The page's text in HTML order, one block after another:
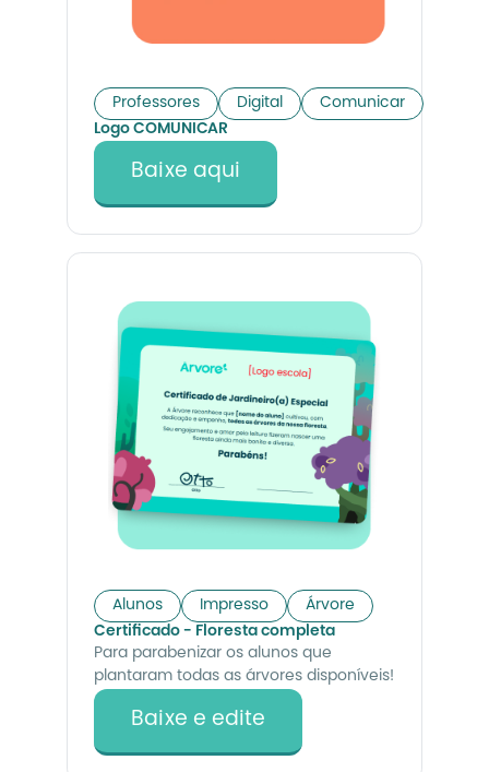
Logo COMUNICAR
Baixe aqui
Professores Digital Comunicar
Certificado - Floresta completa
Para parabenizar os alunos que
plantaram todas as árvores disponíveis!
Baixe e edite
Alunos Impresso Árvore